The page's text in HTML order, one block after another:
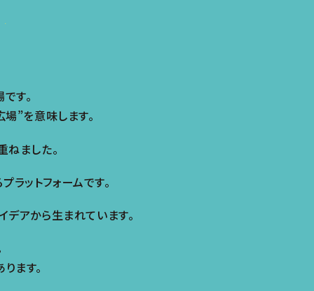
す。
場”を意味します。
ねました。
ットフォームです。
デアから生まれています。
ます。